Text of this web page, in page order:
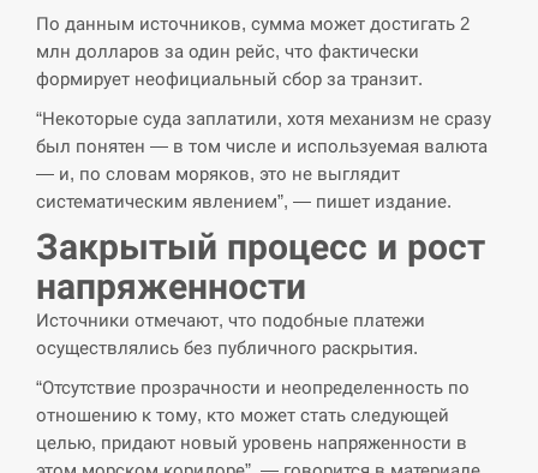
втрое, хотя у партнеров они…
СЕРПЕНЬ
14:10
У Румунії затоплять чотири баржі для
збільшення потоку води до…
СЕРПЕНЬ
13:53
В Москве пожаловались на “кратный
рост” атак дронов Украины
СЕРПЕНЬ
13:40
Біля українського літака в аеропорту
Лейпцига виявили дрон, ймовірно, з…
По данным источников, сумма может достигать 2
млн долларов за один рейс, что фактически
формирует неофициальный сбор за транзит.
“Некоторые суда заплатили, хотя механизм не сразу
был понятен — в том числе и используемая валюта
— и, по словам моряков, это не выглядит
систематическим явлением”, — пишет издание.
Закрытый процесс и рост
напряженности
Источники отмечают, что подобные платежи
осуществлялись без публичного раскрытия.
“Отсутствие прозрачности и неопределенность по
отношению к тому, кто может стать следующей
целью, придают новый уровень напряженности в